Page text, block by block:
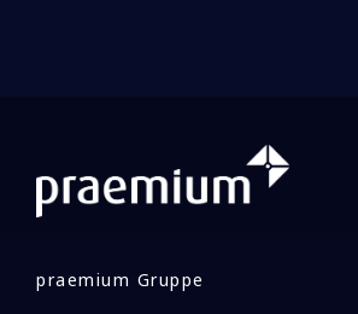
praemium Gruppe